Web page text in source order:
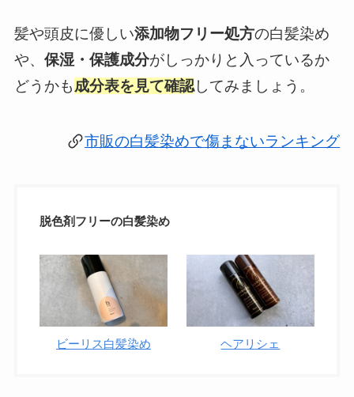
髪や頭皮に優しい添加物フリー処方の白髪染め
や、 保湿・保護成分がしっかりと入っているか
どうかも成分表を見て確認してみましょう。
市販の白髪染めで傷まないランキング
脱色剤フリーの白髪染め
ビーリス白髪染め ヘアリシェ